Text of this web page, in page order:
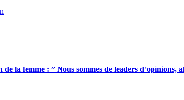
de la femme : ” Nous sommes de leaders